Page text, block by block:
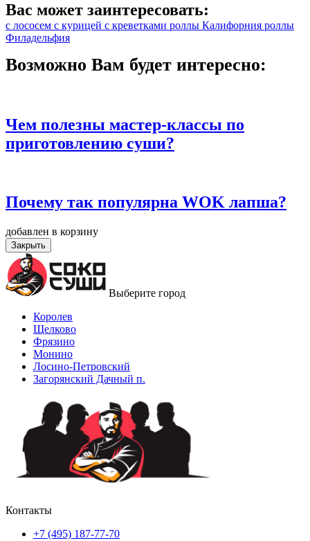
Вас может заинтересовать:
с лососем с курицей с креветками роллы Калифорния роллы
Филадельфия
Возможно Вам будет интересно:
Чем полезны мастер-классы по
приготовлению суши?
Почему так популярна WOK лапша?
добавлен в корзину
Закрыть
Выберите город
Королев
Щелково
Фрязино
Монино
Лосино-Петровский
Загорянский Дачный п.
Контакты
+7 (495) 187-77-70